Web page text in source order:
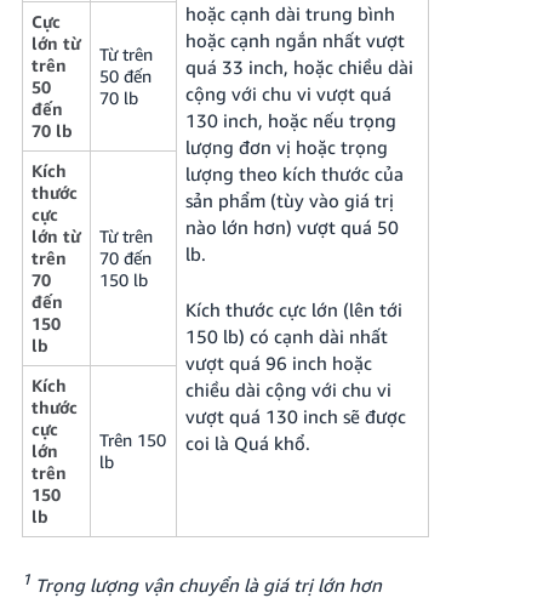
hoặc cạnh dài trung bình
hoặc cạnh ngắn nhất vượt
quá 33 inch, hoặc chiều dài
cộng với chu vi vượt quá
130 inch, hoặc nếu trọng
lượng đơn vị hoặc trọng
lượng theo kích thước của
sản phẩm (tùy vào giá trị
nào lớn hơn) vượt quá 50
lb.
Kích thước cực lớn (lên tới
150 lb) có cạnh dài nhất
vượt quá 96 inch hoặc
chiều dài cộng với chu vi
vượt quá 130 inch sẽ được
coi là Quá khổ.
Cực
lớn từ
trên
50
đến
70 lb
Từ trên
50 đến
70 lb
Kích
thước
cực
lớn từ
trên
70
đến
150
lb
Từ trên
70 đến
150 lb
Kích
thước
cực
lớn
trên
150
lb
Trên 150
lb
1Trọng lượng vận chuyển là giá trị lớn hơn